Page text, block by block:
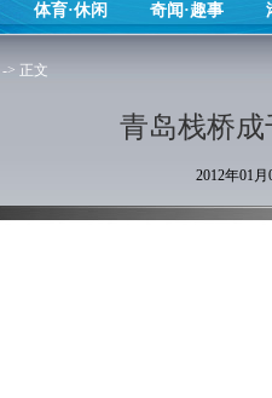
体育·休闲 奇闻·趣事
-> 正文
青岛栈桥
2012年01